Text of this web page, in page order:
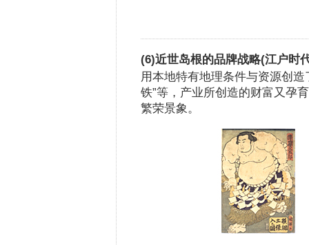
(6)近世岛根的品牌战略(江户时
用本地特有地理条件与资源创
铁”等，产业所创造的财富又孕
繁荣景象。